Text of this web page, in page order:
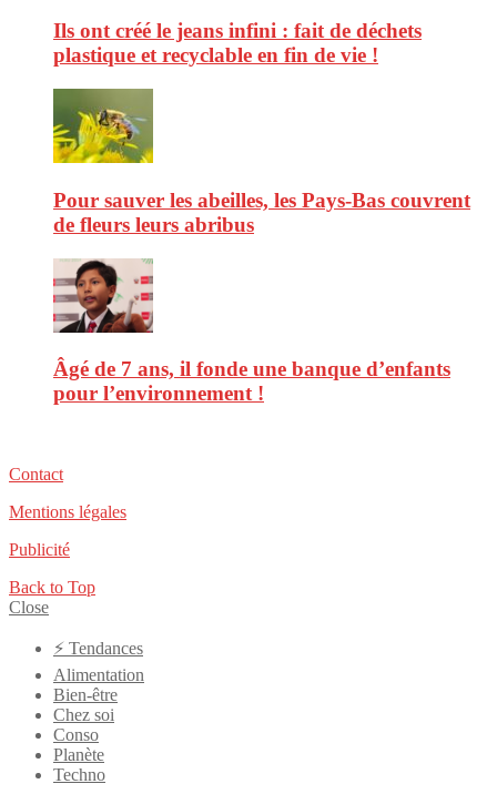
Ils ont créé le jeans infini : fait de déchets
plastique et recyclable en fin de vie !
Pour sauver les abeilles, les Pays-Bas couvrent
de fleurs leurs abribus
Âgé de 7 ans, il fonde une banque d’enfants
pour l’environnement !
Contact
Mentions légales
Publicité
Back to Top
Close
⚡️ Tendances
Alimentation
Bien-être
Chez soi
Conso
Planète
Techno